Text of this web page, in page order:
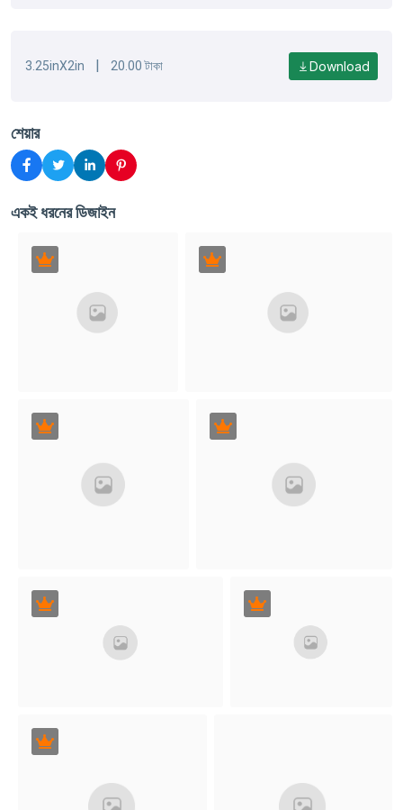
3.25inX2in | 20.00 টাকা Download
শেয়ার
একই ধরনের ডিজাইন